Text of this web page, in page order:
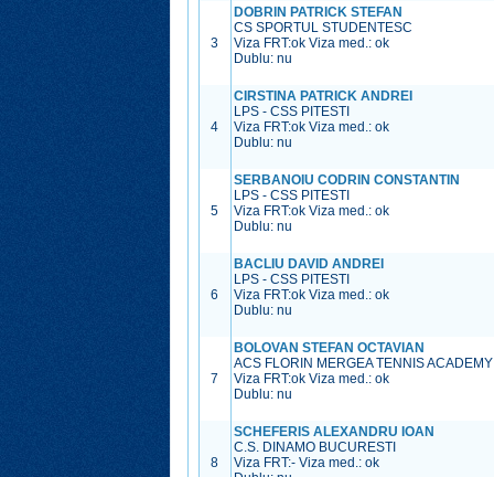
3
DOBRIN PATRICK STEFAN
CS SPORTUL STUDENTESC
Viza FRT:ok Viza med.:ok
Dublu: nu
4
CIRSTINA PATRICK ANDREI
LPS - CSS PITESTI
Viza FRT:ok Viza med.:ok
Dublu: nu
5
SERBANOIU CODRIN CONSTANTIN
LPS - CSS PITESTI
Viza FRT:ok Viza med.:ok
Dublu: nu
6
BACLIU DAVID ANDREI
LPS - CSS PITESTI
Viza FRT:ok Viza med.:ok
Dublu: nu
7
BOLOVAN STEFAN OCTAVIAN
ACS FLORIN MERGEA TENNIS ACADEMY
Viza FRT:ok Viza med.:ok
Dublu: nu
8
SCHEFERIS ALEXANDRU IOAN
C.S. DINAMO BUCURESTI
Viza FRT:- Viza med.:ok